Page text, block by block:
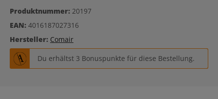
Produktnummer: 20197
EAN: 4016187027316
Hersteller: Comair
Du erhältst 3 Bonuspunkte für diese Bestellung.